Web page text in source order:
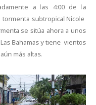
a las 4:00 de la
subtropical Nicole
se sitúa ahora a unos
Bahamas y tiene vientos
más altas.